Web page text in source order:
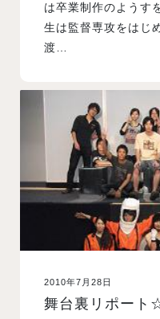
は卒業制作のようす
生は監督専攻をはじ
渡…
2010年7月28日
舞台裏リポート